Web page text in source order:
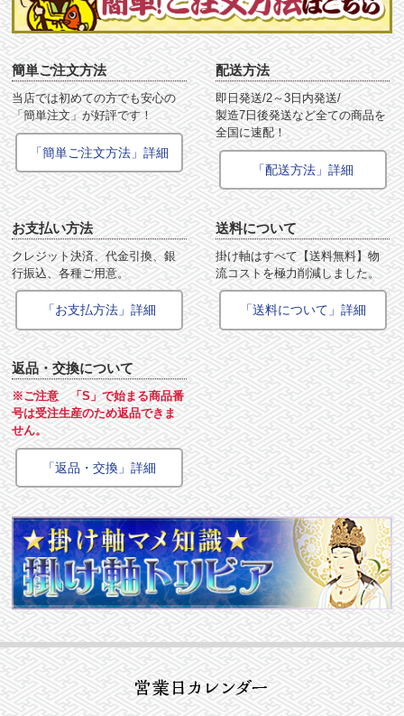
簡単ご注文方法
当店では初めての方でも安心の
「簡単注文」が好評です！
「簡単ご注文方法」詳細
配送方法
即日発送/2～3日内発送/
製造7日後発送など全ての商品を
全国に速配！
「配送方法」詳細
お支払い方法
クレジット決済、代金引換、銀
行振込、各種ご用意。
「お支払方法」詳細
送料について
掛け軸はすべて【送料無料】物
流コストを極力削減しました。
「送料について」詳細
返品・交換について
※ご注意 「S」で始まる商品番
号は受注生産のため返品できま
せん。
「返品・交換」詳細